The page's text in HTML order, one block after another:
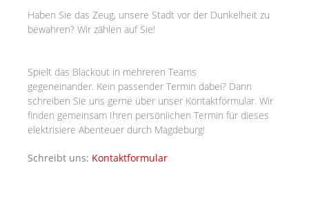
Haben Sie das Zeug, unsere Stadt vor der Dunkelheit zu
bewahren? Wir zählen auf Sie!
Spielt das Blackout in mehreren Teams
gegeneinander. Kein passender Termin dabei? Dann
schreiben Sie uns gerne über unser Kontaktformular. Wir
finden gemeinsam Ihren persönlichen Termin für dieses
elektrisiere Abenteuer durch Magdeburg!
Schreibt uns: Kontaktformular